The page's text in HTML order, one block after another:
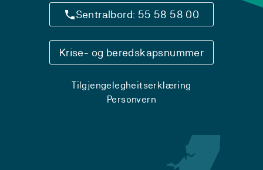
Sentralbord: 55 58 58 00
Krise- og beredskapsnummer
Tilgjengelegheitserklæring
Personvern